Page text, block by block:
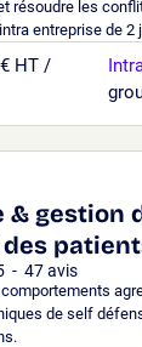
résoudre les
entreprise de 2
HT /
& gestion
- 47avis
comportements
de self